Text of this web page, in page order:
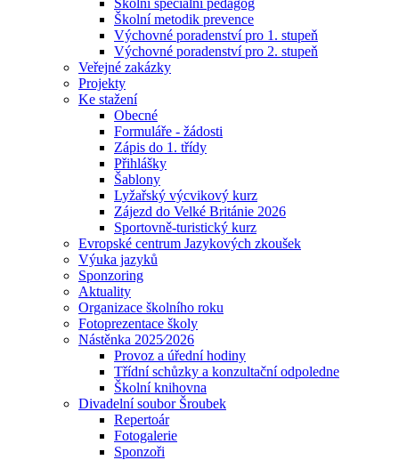
Školní speciální pedagog
Školní metodik prevence
Výchovné poradenství pro 1. stupeň
Výchovné poradenství pro 2. stupeň
Veřejné zakázky
Projekty
Ke stažení
Obecné
Formuláře - žádosti
Zápis do 1. třídy
Přihlášky
Šablony
Lyžařský výcvikový kurz
Zájezd do Velké Británie 2026
Sportovně-turistický kurz
Evropské centrum Jazykových zkoušek
Výuka jazyků
Sponzoring
Aktuality
Organizace školního roku
Fotoprezentace školy
Nástěnka 2025⁄2026
Provoz a úřední hodiny
Třídní schůzky a konzultační odpoledne
Školní knihovna
Divadelní soubor Šroubek
Repertoár
Fotogalerie
Sponzoři